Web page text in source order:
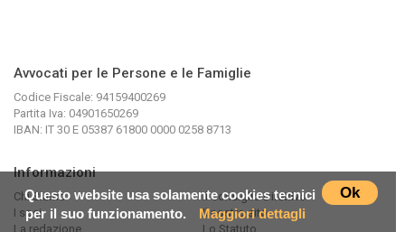
Avvocati per le Persone e le Famiglie
Codice Fiscale: 94159400269
Partita Iva: 04901650269
IBAN: IT 30 E 05387 61800 0000 0258 8713
Informazioni
Chi Siamo
Il Consiglio Direttivo
I soci
Il nostro sito
La redazione
Lo Statuto
Ok
Questo website usa solamente cookies tecnici
per il suo funzionamento.
Maggiori dettagli